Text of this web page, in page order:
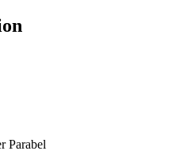
Parabel